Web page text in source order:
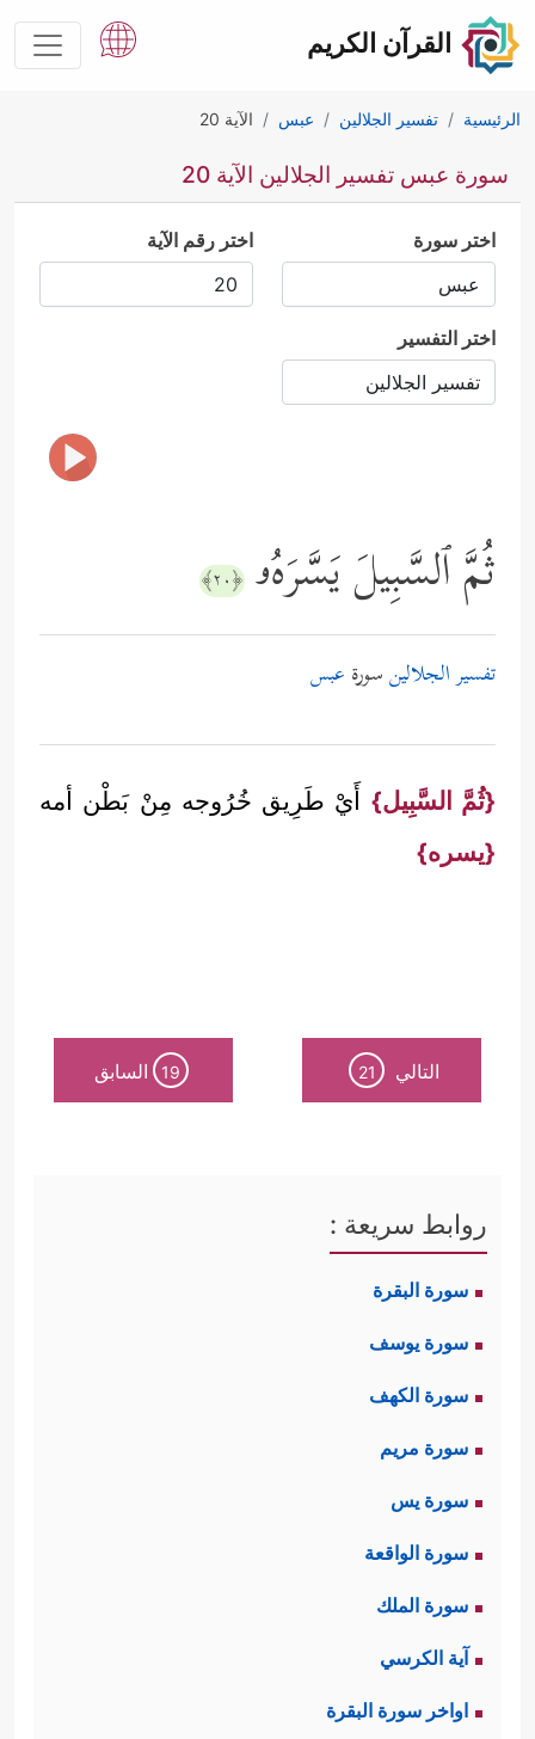
القرآن الكريم
الرئيسية تفسير الجلالين عبس الآية 20
سورة عبس تفسير الجلالين الآية 20
اختر سورة اختر رقم الآية
اختر التفسير
ثُمَّ ٱلسَّبِیلَ یَسَّرَهُۥ ﴿٢٠﴾
تفسير الجلالينسورة عبس
{ثُمَّ السَّبِيل} أَيْ طَرِيق خُرُوجه مِنْ بَطْن أمه
{يسره}
التالي 21
19 السابق
روابط سريعة :
سورة البقرة
سورة يوسف
سورة الكهف
سورة مريم
سورة يس
سورة الواقعة
سورة الملك
آية الكرسي
اواخر سورة البقرة